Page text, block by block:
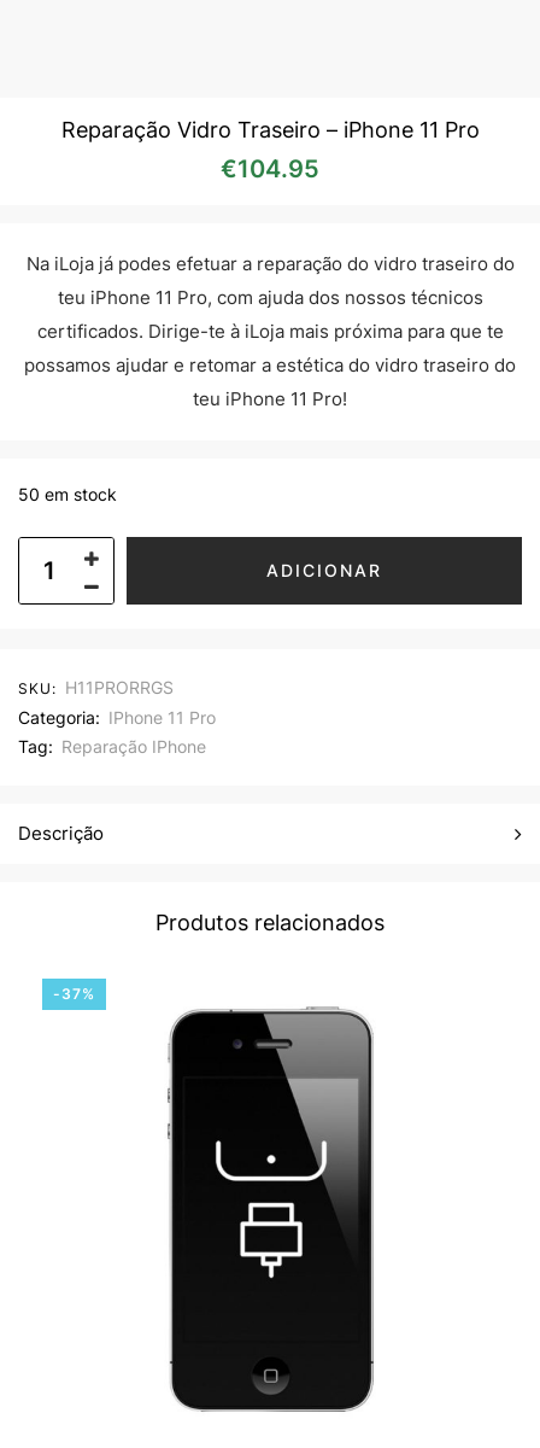
Reparação Vidro Traseiro – iPhone 11 Pro
€104.95
Na iLoja já podes efetuar a reparação do vidro traseiro do
teu iPhone 11 Pro, com ajuda dos nossos técnicos
certificados. Dirige-te à iLoja mais próxima para que te
possamos ajudar e retomar a estética do vidro traseiro do
teu iPhone 11 Pro!
50 em stock
ADICIONAR
SKU: H11PRORRGS
Categoria: IPhone 11 Pro
Tag: Reparação IPhone
Descrição
Produtos relacionados
-37%